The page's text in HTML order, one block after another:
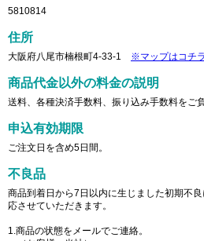
5810814
住所
大阪府八尾市楠根町4-33-1 ※マップはコチラ
商品代金以外の料金の説明
送料、各種決済手数料、振り込み手数料をご
申込有効期限
ご注文日を含め5日間。
不良品
商品到着日から7日以内に生じました初期不
応させていただきます。
1.商品の状態をメールでご連絡。